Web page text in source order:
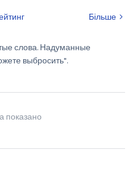
слова. Надуманные
выбросить".
Більше
показано